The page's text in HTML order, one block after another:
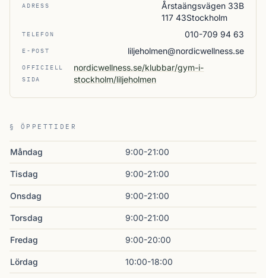
ADRESS
Årstaängsvägen 33B
117 43Stockholm
TELEFON 010-709 94 63
E-POST liljeholmen@nordicwellness.se
OFFICIELL
SIDA
nordicwellness.se/klubbar/gym-i-
stockholm/liljeholmen
§ ÖPPETTIDER
Måndag 9:00-21:00
Tisdag 9:00-21:00
Onsdag 9:00-21:00
Torsdag 9:00-21:00
Fredag 9:00-20:00
Lördag 10:00-18:00